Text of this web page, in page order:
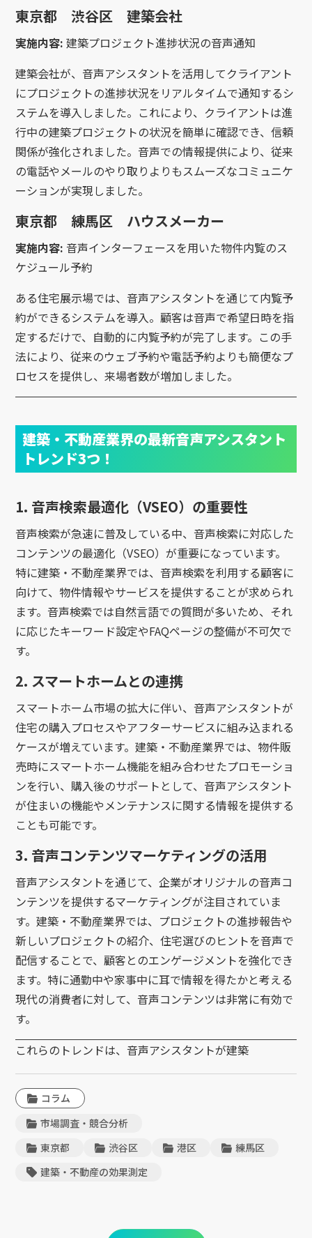
東京都 渋谷区 建築会社
実施内容: 建築プロジェクト進捗状況の音声通知
建築会社が、音声アシスタントを活用してクライアント
にプロジェクトの進捗状況をリアルタイムで通知するシ
ステムを導入しました。これにより、クライアントは進
行中の建築プロジェクトの状況を簡単に確認でき、信頼
関係が強化されました。音声での情報提供により、従来
の電話やメールのやり取りよりもスムーズなコミュニケ
ーションが実現しました。
東京都 練馬区 ハウスメーカー
実施内容: 音声インターフェースを用いた物件内覧のス
ケジュール予約
ある住宅展示場では、音声アシスタントを通じて内覧予
約ができるシステムを導入。顧客は音声で希望日時を指
定するだけで、自動的に内覧予約が完了します。この手
法により、従来のウェブ予約や電話予約よりも簡便なプ
ロセスを提供し、来場者数が増加しました。
建築・不動産業界の最新音声アシスタント
トレンド3つ！
1. 音声検索最適化（VSEO）の重要性
音声検索が急速に普及している中、音声検索に対応した
コンテンツの最適化（VSEO）が重要になっています。
特に建築・不動産業界では、音声検索を利用する顧客に
向けて、物件情報やサービスを提供することが求められ
ます。音声検索では自然言語での質問が多いため、それ
に応じたキーワード設定やFAQページの整備が不可欠で
す。
2. スマートホームとの連携
スマートホーム市場の拡大に伴い、音声アシスタントが
住宅の購入プロセスやアフターサービスに組み込まれる
ケースが増えています。建築・不動産業界では、物件販
売時にスマートホーム機能を組み合わせたプロモーショ
ンを行い、購入後のサポートとして、音声アシスタント
が住まいの機能やメンテナンスに関する情報を提供する
ことも可能です。
3. 音声コンテンツマーケティングの活用
音声アシスタントを通じて、企業がオリジナルの音声コ
ンテンツを提供するマーケティングが注目されていま
す。建築・不動産業界では、プロジェクトの進捗報告や
新しいプロジェクトの紹介、住宅選びのヒントを音声で
配信することで、顧客とのエンゲージメントを強化でき
ます。特に通勤中や家事中に耳で情報を得たかと考える
現代の消費者に対して、音声コンテンツは非常に有効で
す。
これらのトレンドは、音声アシスタントが建築
コラム
市場調査・競合分析
東京都
渋谷区 港区
練馬区
建築・不動産の効果測定